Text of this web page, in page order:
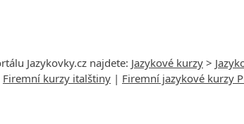
Jazykovky.cz najdete: Jazykové kurzy >
Firemní kurzy italštiny | Firemní jazykové kurzy